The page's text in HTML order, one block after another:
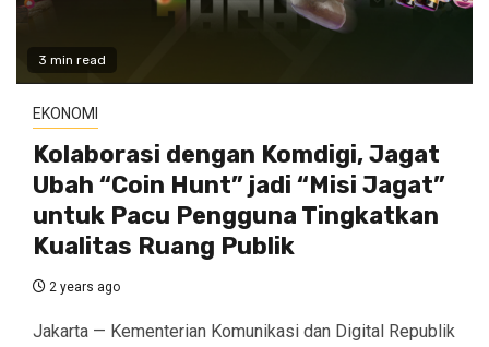
3 min read
EKONOMI
Kolaborasi dengan Komdigi, Jagat
Ubah “Coin Hunt” jadi “Misi Jagat”
untuk Pacu Pengguna Tingkatkan
Kualitas Ruang Publik
2 years ago
Jakarta — Kementerian Komunikasi dan Digital Republik